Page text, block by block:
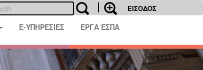
ΕΙΣΟΔΟΣ
E-ΥΠΗΡΕΣΙΕΣ ΕΡΓΑ ΕΣΠΑ